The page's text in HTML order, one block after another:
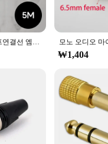
탁월한 55잭 기타앰프연결선 엠프 오디오케이블 잭 선 스테레오 단자 컴퓨터 마이크 헤드폰 스피커 DMB 음향 음성 커넥터
₩1,404